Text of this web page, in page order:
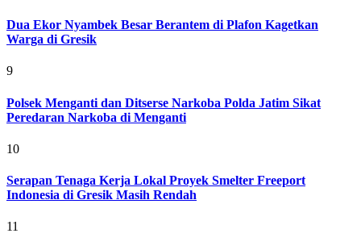
Dua Ekor Nyambek Besar Berantem di Plafon Kagetkan
Warga di Gresik
9
Polsek Menganti dan Ditserse Narkoba Polda Jatim Sikat
Peredaran Narkoba di Menganti
10
Serapan Tenaga Kerja Lokal Proyek Smelter Freeport
Indonesia di Gresik Masih Rendah
11